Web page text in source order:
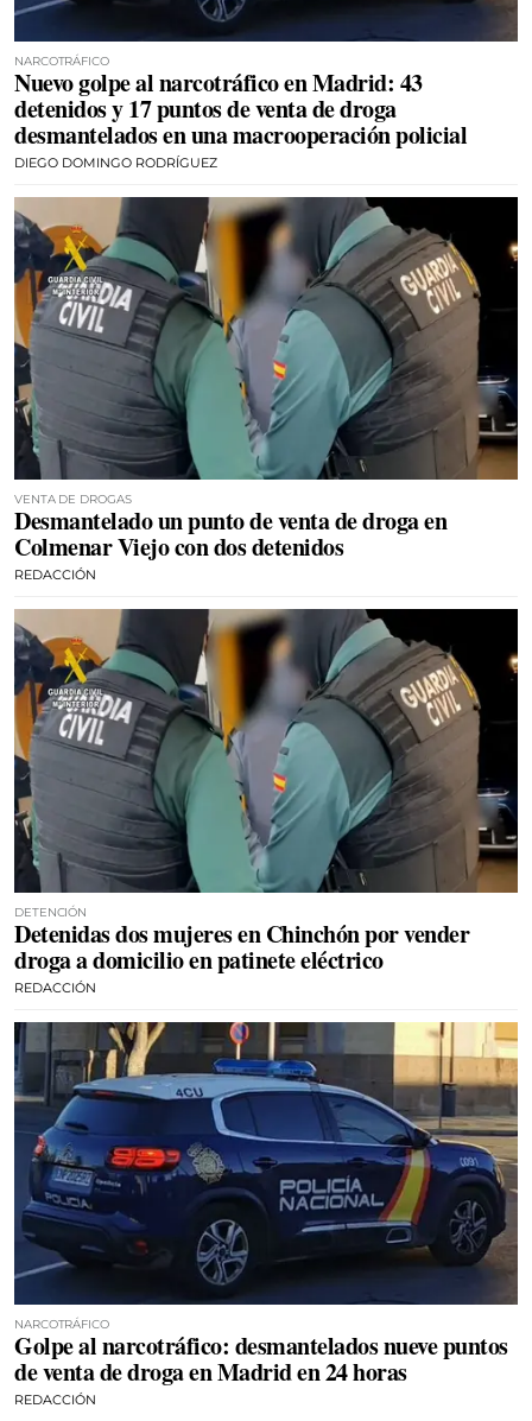
NARCOTRÁFICO
Nuevo golpe al narcotráfico en Madrid: 43
detenidos y 17 puntos de venta de droga
desmantelados en una macrooperación policial
DIEGO DOMINGO RODRÍGUEZ
VENTA DE DROGAS
Desmantelado un punto de venta de droga en
Colmenar Viejo con dos detenidos
REDACCIÓN
DETENCIÓN
Detenidas dos mujeres en Chinchón por vender
droga a domicilio en patinete eléctrico
REDACCIÓN
NARCOTRÁFICO
Golpe al narcotráfico: desmantelados nueve puntos
de venta de droga en Madrid en 24 horas
REDACCIÓN